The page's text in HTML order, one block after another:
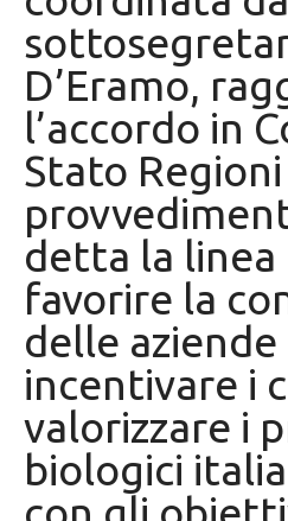
D’Eramo,
l’accordo in
Stato
detta la linea
favorire la
delle
incentivare i
valorizzare i
biologici